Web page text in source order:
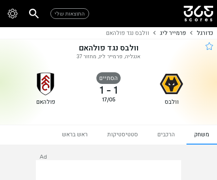
התוצאות שלי
כדורגל פרמייר ליג וולבס נגד פולהאם
וולבס נגד פולהאם
אנגליה, פרמייר ליג, מחזור 37
וולבס
הסתיים
1
-
1
17/05 פולהאם
משחק הרכבים סטטיסטיקות ראש בראש
Ad